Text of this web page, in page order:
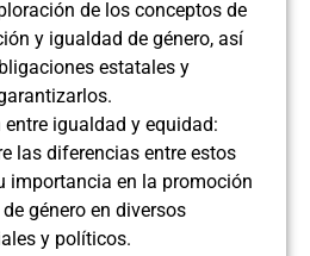
de los conceptos de
y igualdad de género, así
estatales y
igualdad y equidad:
las diferencias entre estos
importancia en la promoción
género en diversos
y políticos.